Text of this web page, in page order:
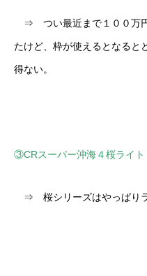
⇒ つい最近まで１００万円
たけど、枠が使えるとなると
得ない。
③CRスーパー沖海４桜ライ
⇒ 桜シリーズはやっぱりラ